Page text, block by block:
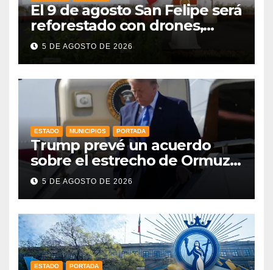
El 9 de agosto San Felipe será
reforestado con drones,
como parte de la Jornada
Nacional a la que se suma
5 DE AGOSTO DE 2026
ESTADO MUNICIPIOS PORTADA
Trump prevé un acuerdo
sobre el estrecho de Ormuz
esta misma semana
5 DE AGOSTO DE 2026
ESTADO PORTADA